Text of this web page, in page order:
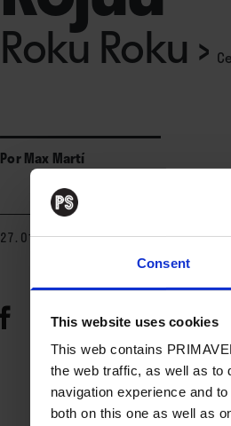
Consent
This website uses cookies
This web contains
the web traffic, as well as to
navigation experience and
both on this one as well as
Roku Roku›
PorMax Martí
27. 01. 2021